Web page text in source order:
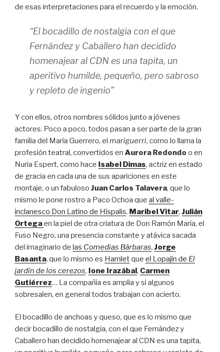
de esas interpretaciones para el recuerdo y la emoción.
“El bocadillo de nostalgia con el que
Fernández y Caballero han decidido
homenajear al CDN es una tapita, un
aperitivo humilde, pequeño, pero sabroso
y repleto de ingenio”
Y con ellos, otros nombres sólidos junto a jóvenes
actores. Poco a poco, todos pasan a ser parte de la gran
familia del María Guerrero, el mariguerri, como lo llama la
profesión teatral, convertidos en Aurora Redondo o en
Nuria Espert, como hace Isabel Dimas, actriz en estado
de gracia en cada una de sus apariciones en este
montaje, o un fabuloso Juan Carlos Talavera, que lo
mismo le pone rostro a Paco Ochoa que al valle-
inclanesco Don Latino de Híspalis. Maribel Vitar, Julián
Ortegaen la piel de otra criatura de Don Ramón María, el
Fuso Negro, una presencia constante y atávica sacada
del imaginario de las Comedias Bárbaras, Jorge
Basanta, que lo mismo es Hamletque el Lopajín de El
jardín de los cerezos, Ione Irazábal, Carmen
Gutiérrez… La compañía es amplia y si algunos
sobresalen, en general todos trabajan con acierto.
El bocadillo de anchoas y queso, que es lo mismo que
decir bocadillo de nostalgia, con el que Fernández y
Caballero han decidido homenajear al CDN es una tapita,